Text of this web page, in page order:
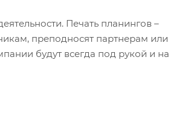
Печать планингов –
преподносят партнерам или
будут всегда под рукой и на